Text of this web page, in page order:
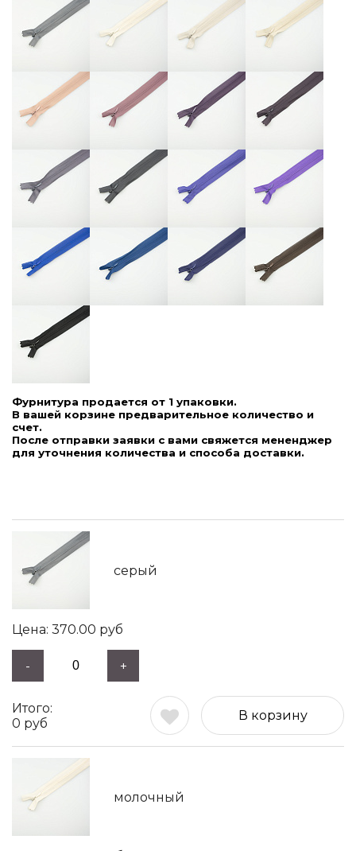
Фурнитура продается от 1 упаковки.
В вашей корзине предварительное количество и
счет.
После отправки заявки с вами свяжется мененджер
для уточнения количества и способа доставки.
серый
370.00 руб
- +
0 руб
В корзину
молочный